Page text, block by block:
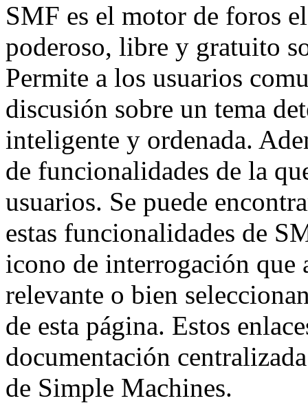
SMF es el motor de foros
poderoso, libre y gratuito
Permite a los usuarios
discusión sobre un tema
inteligente y ordenada.
de funcionalidades de la
usuarios. Se puede
estas funcionalidades de
icono de interrogación que
relevante o bien
de esta página. Estos
documentación
de Simple Machines.